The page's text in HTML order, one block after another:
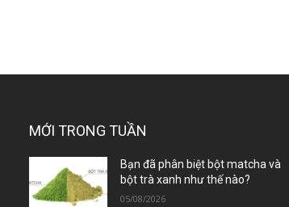
MỚI TRONG TUẦN
Bạn đã phân biệt bột matcha và
bột trà xanh như thế nào?
05/08/2026